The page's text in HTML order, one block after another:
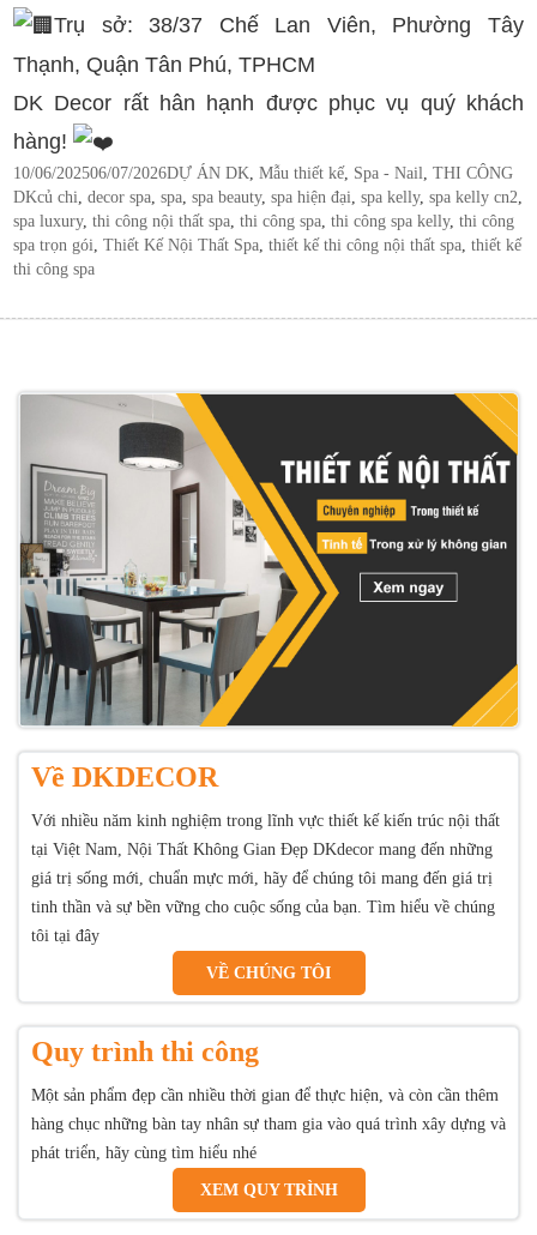
Trụ sở: 38/37 Chế Lan Viên, Phường Tây
Thạnh, Quận Tân Phú, TPHCM
DK Decor rất hân hạnh được phục vụ quý khách
hàng!
Posted
on
10/06/202506/07/2026Categories
DỰ ÁN DK,Mẫu thiết kế, Spa - Nail,THI CÔNG
DKTags
củ chi,decor spa,spa,spa beauty,spa hiện đại,spa kelly,spa kelly cn2,
spa luxury,thi công nội thất spa,thi công spa,thi công spa kelly,thi công
spa trọn gói,Thiết Kế Nội Thất Spa,thiết kế thi công nội thất spa,thiết kế
thi công spa
Về DKDECOR
Với nhiều năm kinh nghiệm trong lĩnh vực thiết kế kiến trúc nội thất
tại Việt Nam, Nội Thất Không Gian Đẹp DKdecor mang đến những
giá trị sống mới, chuẩn mực mới, hãy để chúng tôi mang đến giá trị
tinh thần và sự bền vững cho cuộc sống của bạn. Tìm hiểu về chúng
tôi tại đây
VỀ CHÚNG TÔI
Quy trình thi công
Một sản phẩm đẹp cần nhiều thời gian để thực hiện, và còn cần thêm
hàng chục những bàn tay nhân sự tham gia vào quá trình xây dựng và
phát triển, hãy cùng tìm hiểu nhé
XEM QUY TRÌNH